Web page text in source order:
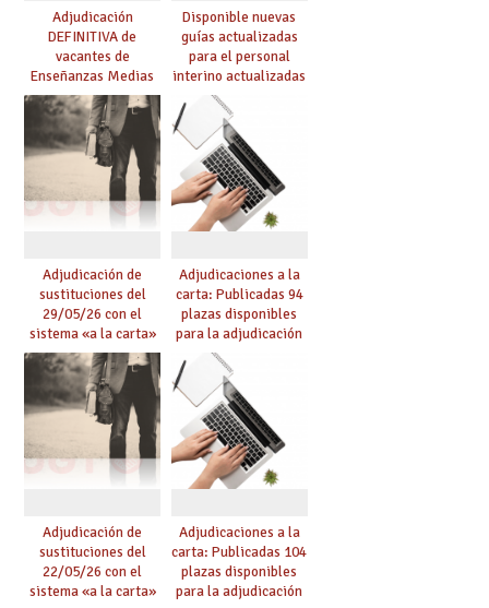
Adjudicación
DEFINITIVA de
vacantes de
Enseñanzas Medias
para el curso 26-27
Disponible nuevas
guías actualizadas
para el personal
interino actualizadas
para el curso 26/27
Adjudicación de
sustituciones del
29/05/26 con el
sistema «a la carta»
conseguido con el
Acuerdo de Mejoras
Adjudicaciones a la
carta: Publicadas 94
plazas disponibles
para la adjudicación
de mañana y abierto
plazo de solicitudes
Adjudicación de
sustituciones del
22/05/26 con el
sistema «a la carta»
Adjudicaciones a la
carta: Publicadas 104
plazas disponibles
para la adjudicación